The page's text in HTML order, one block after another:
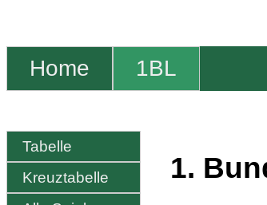
Home 1BL
Tabelle
Kreuztabelle
1.